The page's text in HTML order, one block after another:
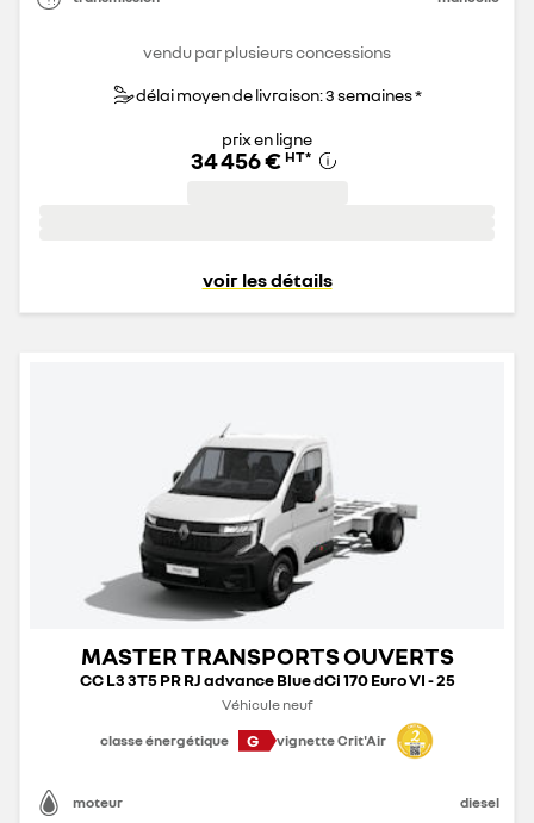
vendu par plusieurs concessions
délai moyen de livraison: 3 semaines *
prix en ligne
34 456 € HT*
voir les détails
MASTER TRANSPORTS OUVERTS
CC L3 3T5 PR RJ advance Blue dCi 170 Euro VI - 25
Véhicule neuf
classe énergétique
G vignette Crit'Air
moteur diesel